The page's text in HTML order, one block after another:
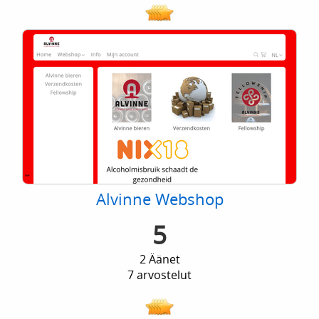
Alvinne Webshop
5
2 Äänet
7 arvostelut